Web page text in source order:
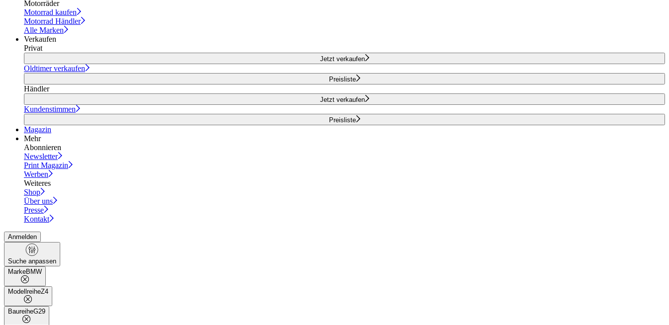
Motorräder
Motorrad kaufen
Motorrad Händler
Alle Marken
Verkaufen
Privat
Jetzt verkaufen
Oldtimer verkaufen
Preisliste
Händler
Jetzt verkaufen
Kundenstimmen
Preisliste
Magazin
Mehr
Abonnieren
Newsletter
Print Magazin
Werben
Weiteres
Shop
Über uns
Presse
Kontakt
Anmelden
Suche anpassen
MarkeBMW
ModellreiheZ4
BaureiheG29